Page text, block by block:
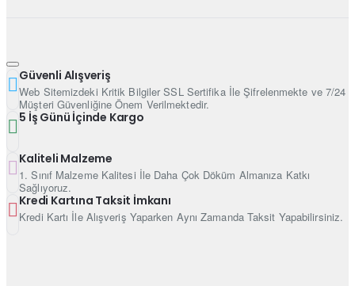
Güvenli Alışveriş
Web Sitemizdeki Kritik Bilgiler SSL Sertifika İle Şifrelenmekte ve 7/24
Müşteri Güvenliğine Önem Verilmektedir.
5 İş Günü İçinde Kargo
Kaliteli Malzeme
1. Sınıf Malzeme Kalitesi İle Daha Çok Döküm Almanıza Katkı
Sağlıyoruz.
Kredi Kartına Taksit İmkanı
Kredi Kartı İle Alışveriş Yaparken Aynı Zamanda Taksit Yapabilirsiniz.